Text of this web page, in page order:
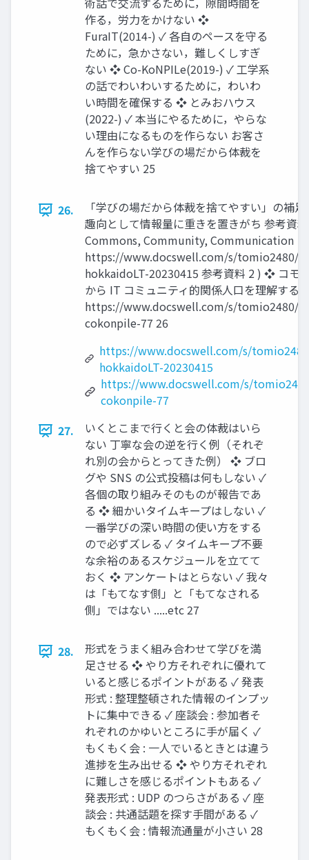
作る，労力をかけない ❖
FuraIT(2014-) ✓ 各自のペースを守る
ために，急かさない，難しくしすぎ
ない ❖ Co-KoNPILe(2019-) ✓ 工学系
の話でわいわいするために，わいわ
い時間を確保する ❖ とみおハウス
(2022-) ✓ 本当にやるために，やらな
い理由になるものを作らない お客さ
んを作らない学びの場だから体裁を
捨てやすい 25
26.
「学びの場だから体裁を捨てやすい」の補
趣向として情報量に重きを置きがち 参考資
Commons, Community, Communication
https://www.docswell.com/s/tomio2480/
hokkaidoLT-20230415 参考資料 2 ) ❖ コモ
から IT コミュニティ的関係人口を理解する
https://www.docswell.com/s/tomio2480/
cokonpile-77 26
https://www.docswell.com/s/
hokkaidoLT-20230415
https://www.docswell.com/s/
cokonpile-77
27.
いくとこまで行くと会の体裁はいら
ない 丁寧な会の逆を行く例（それぞ
れ別の会からとってきた例） ❖ ブロ
グや SNS の公式投稿は何もしない ✓
各個の取り組みそのものが報告であ
る ❖ 細かいタイムキープはしない ✓
一番学びの深い時間の使い方をする
ので必ずズレる ✓ タイムキープ不要
な余裕のあるスケジュールを立てて
おく ❖ アンケートはとらない ✓ 我々
は「もてなす側」と「もてなされる
側」ではない .....etc 27
28.
形式をうまく組み合わせて学びを満
足させる ❖ やり方それぞれに優れて
いると感じるポイントがある ✓ 発表
形式 : 整理整頓された情報のインプッ
トに集中できる ✓ 座談会 : 参加者そ
れぞれのかゆいところに手が届く ✓
もくもく会 : 一人でいるときとは違う
進捗を生み出せる ❖ やり方それぞれ
に難しさを感じるポイントもある ✓
発表形式 : UDP のつらさがある ✓ 座
談会 : 共通話題を探す手間がある ✓
もくもく会 : 情報流通量が小さい 28